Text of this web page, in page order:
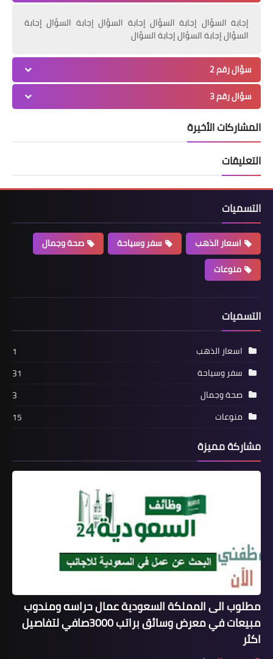
إجابة السؤال إجابة السؤال إجابة السؤال إجابة السؤال إجابة
السؤال إجابة السؤال إجابة السؤال
سؤال رقم 2
سؤال رقم 3
المشاركات الأخيرة
التعليقات
التسميات
اسعار الذهب سفر وسياحة
صحة وجمال
منوعات
التسميات
اسعار الذهب
1
سفر وسياحة
31
صحة وجمال
3
منوعات
15
مشاركة مميزة
مطلوب الى المملكة السعودية عمال حراسه ومندوب
مبيعات في معرض وسائق براتب 3000صافي لتفاصيل
اكثر